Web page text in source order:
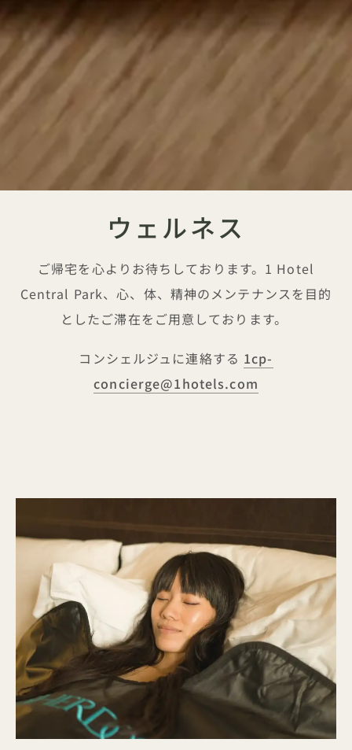
ウェルネス
ご帰宅を心よりお待ちしております。1 Hotel
Central Park、心、体、精神のメンテナンスを目的
としたご滞在をご用意しております。
コンシェルジュに連絡する 1cp-
concierge@1hotels.com